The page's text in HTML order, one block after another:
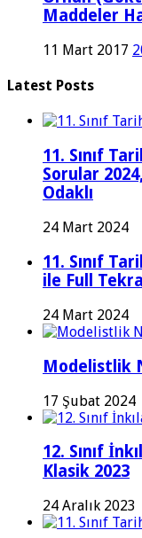
Maddeler
11 Mart 2017
Latest Posts
11. Sınıf
Sorular
Odaklı
24 Mart 2024
11. Sınıf
ile Full
24 Mart 2024
Modelistlik
17 Şubat 2024
12. Sınıf
Klasik 2023
24 Aralık 2023